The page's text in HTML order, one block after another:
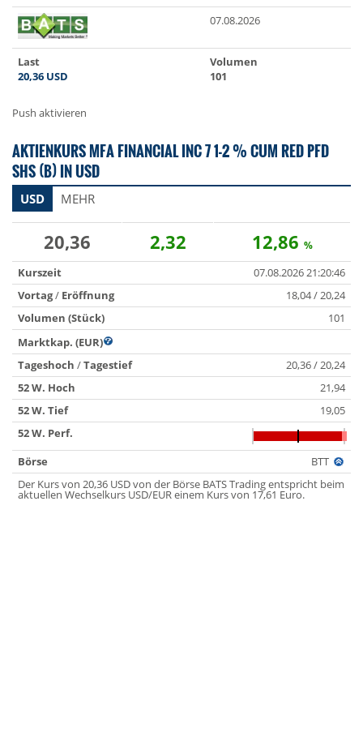
07.08.2026
Last
20,36 USD
Volumen
101
Push aktivieren
AKTIENKURS MFA FINANCIAL INC 7 1-2 % CUM RED PFD
SHS (B) IN USD
USD MEHR
20,36 2,32 12,86 %
Kurszeit
07.08.2026 21:20:46
Vortag/ Eröffnung
18,04 / 20,24
Volumen (Stück)
101
Marktkap. (EUR)
Tageshoch /Tagestief
20,36 / 20,24
52 W. Hoch
21,94
52 W. Tief
19,05
52 W. Perf.
Börse
BTT
Der Kurs von 20,36 USD von der Börse BATS Trading entspricht beim
aktuellen Wechselkurs USD/EUR einem Kurs von 17,61 Euro.